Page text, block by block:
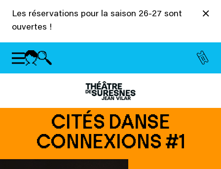
Les réservations pour la saison 26-27 sont
ouvertes !
CITÉS DANSE
CONNEXIONS #1